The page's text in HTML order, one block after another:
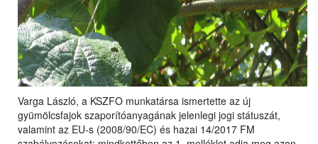
Varga László, a KSZFO munkatársa ismertette az új
gyümölcsfajok szaporítóanyagának jelenlegi jogi státuszát,
valamint az EU-s (2008/90/EC) és hazai 14/2017 FM